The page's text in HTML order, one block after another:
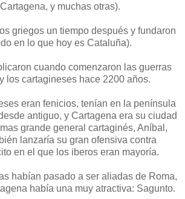
y muchas otras).
griegos un tiempo después y fundaron
en lo que hoy es Cataluña).
cuando comenzaron las guerras
los cartagineses hace 2200 años.
eran fenicios, tenían en la península
antiguo, y Cartagena era su ciudad
grande general cartaginés, Aníbal,
lanzaría su gran ofensiva contra
en el que los iberos eran mayoría.
habían pasado a ser aliadas de Roma,
había una muy atractiva: Sagunto.